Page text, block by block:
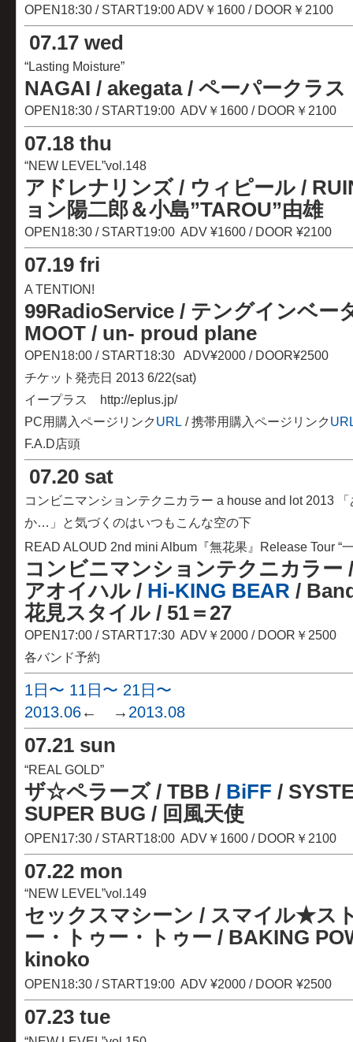
OPEN18:30 / START19:00 ADV￥1600 / DOOR￥2100
07.17 wed
“Lasting Moisture”
NAGAI / akegata / ペーパークラ
OPEN18:30 / START19:00 ADV￥1600 / DOOR￥2100
07.18 thu
“NEW LEVEL”vol.148
アドレナリンズ / ウィピール /
ョン陽二郎＆小島”TAROU”由雄
OPEN18:30 / START19:00 ADV ¥1600 / DOOR ¥2100
07.19 fri
A TENTION!
99RadioService / テングインベー
MOOT / un- proud plane
OPEN18:00 / START18:30 ADV¥2000 / DOOR¥2500
チケット発売日 2013 6/22(sat)
イープラス http://eplus.jp/
PC用購入ページリンク URL / 携帯用購入ページリンク
F.A.D店頭
07.20 sat
コンビニマンションテクニカラー a house and lot 2013
か…」と気づくのはいつもこんな空の下
READ ALOUD 2nd mini Album『無花果』Release Tour “
コンビニマンションテクニカラー
アオイハル / Hi-KING BEAR /
花見スタイル / 51＝27
OPEN17:00 / START17:30 ADV￥2000 / DOOR￥2500
各バンド予約
1日〜 11日〜 21日〜
2013.06← → 2013.08
07.21 sun
“REAL GOLD”
ザ☆ペラーズ / TBB / BiFF /
SUPER BUG / 回風天使
OPEN17:30 / START18:00 ADV￥1600 / DOOR￥2100
07.22 mon
“NEW LEVEL”vol.149
セックスマシーン / スマイル★ス
ー・トゥー・トゥー / BAKING
kinoko
OPEN18:30 / START19:00 ADV ¥2000 / DOOR ¥2500
07.23 tue